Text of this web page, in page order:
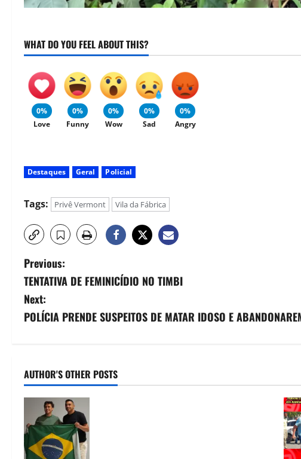
WHAT DO YOU FEEL ABOUT THIS?
0%
Love
0%
Funny
0%
Wow
0%
Sad
0%
Angry
Destaques Geral Policial
Tags: Privê Vermont Vila da Fábrica
Previous:
TENTATIVA DE FEMINICÍDIO NO TIMBI
Next:
POLÍCIA PRENDE SUSPEITOS DE MATAR IDOSO E
AUTHOR'S OTHER POSTS